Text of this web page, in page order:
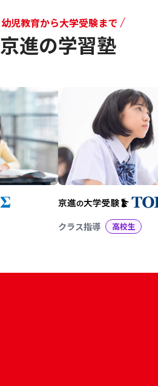
幼児教育から大学受験まで
京進の学習塾
クラス指導 高校生